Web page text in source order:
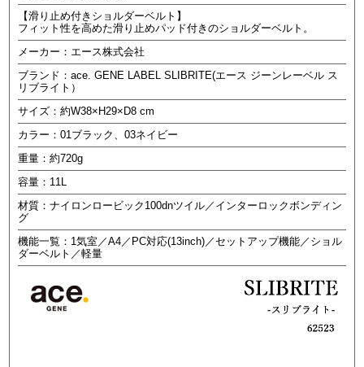
【滑り止め付きショルダーベルト】
フィット性を高めた滑り止めパッド付きのショルダーベルト。
メーカー：エース株式会社
ブランド：ace. GENE LABEL SLIBRITE(エース ジーンレーベル ス
リブライト）
サイズ：約W38×H29×D8 cm
カラー：01ブラック、03ネイビー
重量：約720g
容量：11L
材質：ナイロンロービック100dnツイル／インターロックボンディン
グ
機能一覧：1気室／A4／PC対応(13inch)／セットアップ機能／ショル
ダーベルト／軽量